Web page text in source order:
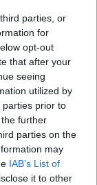
parties, or
for
opt-out
that after your
seeing
utilized by
parties prior to
further
parties on the
may
IAB’s List of
it to other